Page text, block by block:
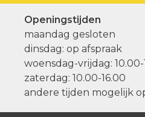
Openingstijden
maandag gesloten
dinsdag: op afspraak
woensdag-vrijdag: 10.00-
zaterdag: 10.00-16.00
andere tijden mogelijk